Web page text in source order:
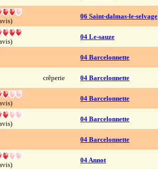
06 Saint-dalmas-le-selvage
04 Le-sauze
04 Barcelonnette
crêperie 04 Barcelonnette
04 Barcelonnette
04 Barcelonnette
04 Barcelonnette
04 Annot